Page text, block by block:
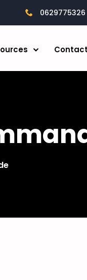
0629775326
Contact